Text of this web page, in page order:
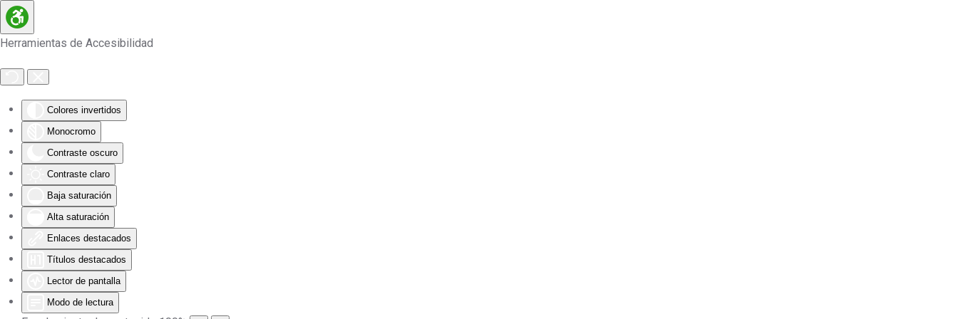
Herramientas de Accesibilidad
Colores invertidos
Monocromo
Contraste oscuro
Contraste claro
Baja saturación
Alta saturación
Enlaces destacados
Títulos destacados
Lector de pantalla
Modo de lectura
Skip to main content